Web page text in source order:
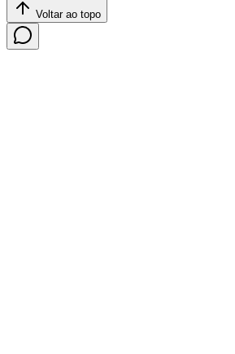
Voltar ao topo